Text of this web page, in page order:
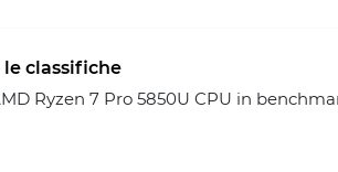
classifiche
Ryzen 7 Pro 5850U CPU in